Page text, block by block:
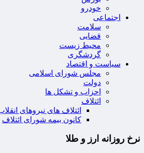
خودرو
اجتماعی
سلامت
قضایی
محیط زیست
گردشگری
سیاست و اقتصاد
مجلس شورای اسلامی
دولت
احزاب و تشکل ها
ائتلاف
ائتلاف های نیروهای
کانون بیمه شورای ائتلاف
نرخ روزانه ارز و طلا